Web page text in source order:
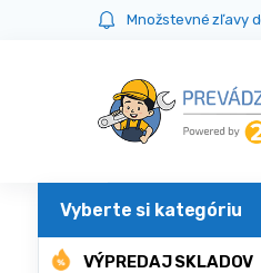
Množstevné zľavy
VÝPREDAJ SKLADOV